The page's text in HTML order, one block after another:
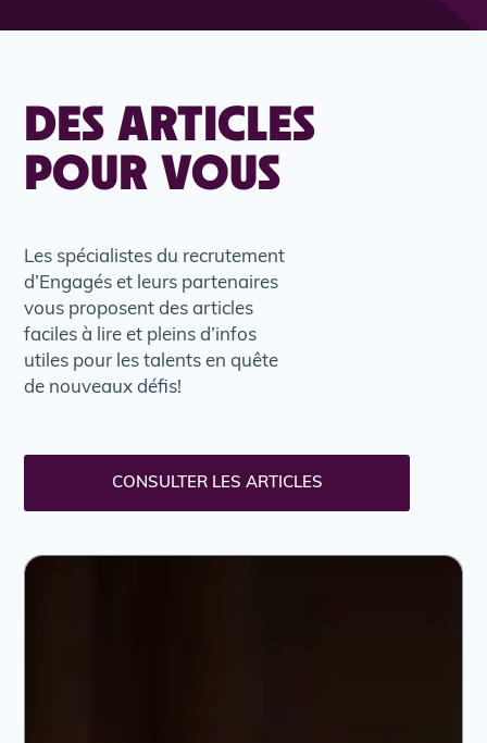
DES ARTICLES
POUR VOUS
Les spécialistes du recrutement
d’Engagés et leurs partenaires
vous proposent des articles
faciles à lire et pleins d’infos
utiles pour les talents en quête
de nouveaux défis!
CONSULTER LES ARTICLES